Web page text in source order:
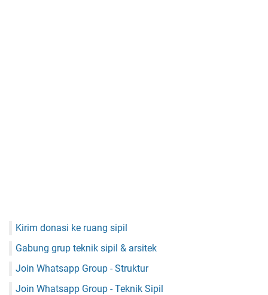
Kirim donasi ke ruang sipil
Gabung grup teknik sipil & arsitek
Join Whatsapp Group - Struktur
Join Whatsapp Group - Teknik Sipil